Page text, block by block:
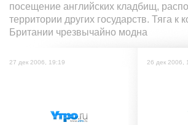
посещение английских кладбищ,
территории других государств. Тяга к
Британии чрезвычайно модна
27 дек 2006, 19:19 26 дек 2006,